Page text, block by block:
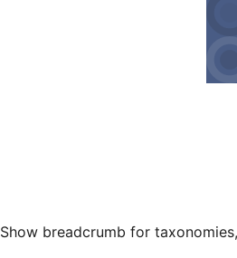
Show breadcrumb for